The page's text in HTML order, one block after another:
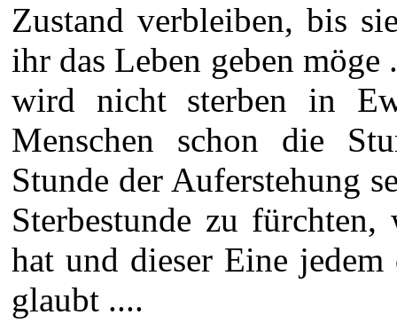
Zustand verbleiben, bis
ihr das Leben geben
wird nicht sterben in
Menschen schon die
Stunde der Auferstehung
Sterbestunde zu
hat und dieser Eine
glaubt ....